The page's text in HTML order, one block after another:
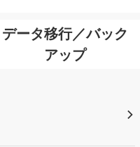
データ移行／バック
アップ